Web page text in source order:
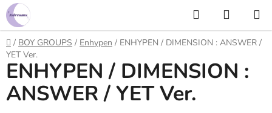
Prejsť
na
obsah
Hľadať
KOŠÍK
Domov
/ BOY GROUPS / Enhypen / ENHYPEN / DIMENSION : ANSWER /
YET Ver.
ENHYPEN / DIMENSION :
ANSWER / YET Ver.